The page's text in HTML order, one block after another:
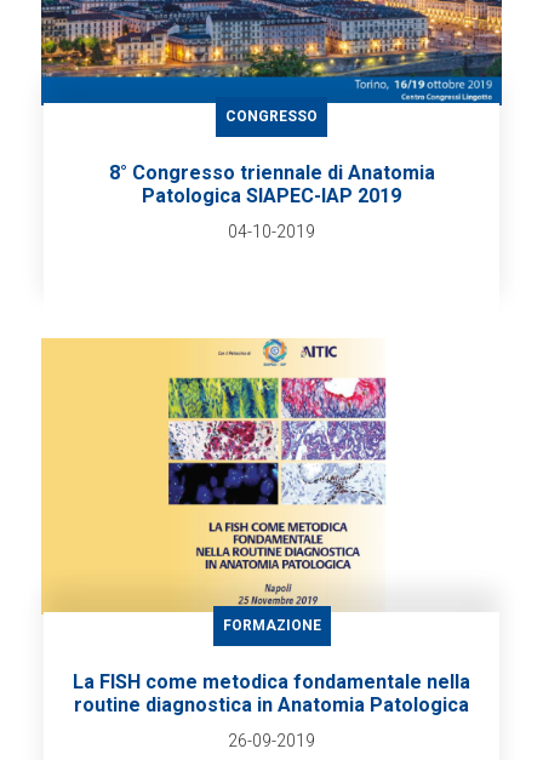
CONGRESSO
8° Congresso triennale di Anatomia
Patologica SIAPEC-IAP 2019
04-10-2019
FORMAZIONE
La FISH come metodica fondamentale nella
routine diagnostica in Anatomia Patologica
26-09-2019